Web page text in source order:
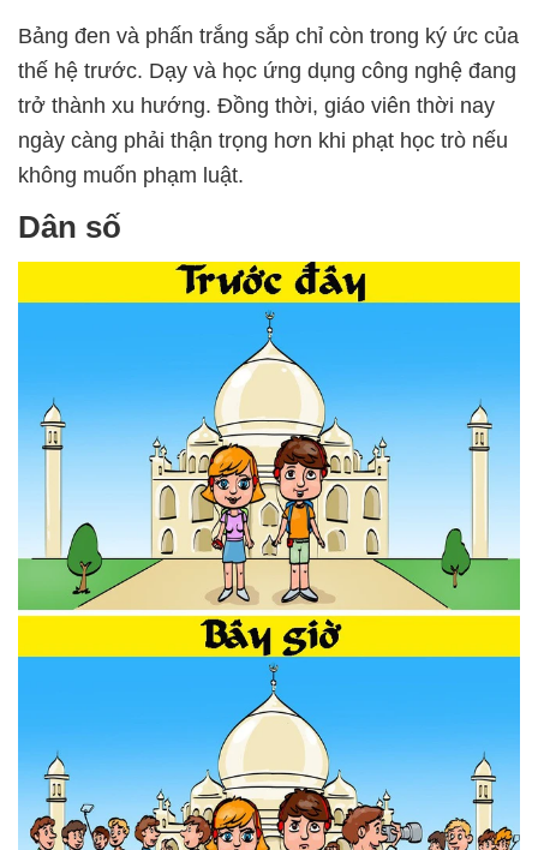
Bảng đen và phấn trắng sắp chỉ còn trong ký ức của
thế hệ trước. Dạy và học ứng dụng công nghệ đang
trở thành xu hướng. Đồng thời, giáo viên thời nay
ngày càng phải thận trọng hơn khi phạt học trò nếu
không muốn phạm luật.
Dân số